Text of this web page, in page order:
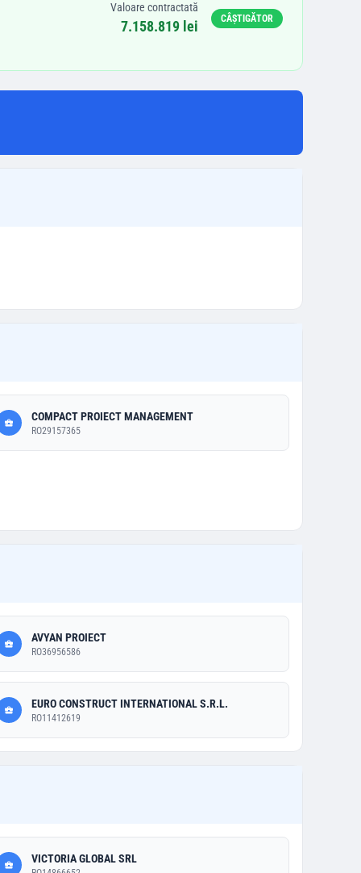
Valoare contractată
7.158.819 lei CÂȘTIGĂTOR
COMPACT PROIECT MANAGEMENT
RO29157365
AVYAN PROIECT
RO36956586
EURO CONSTRUCT INTERNATIONAL S.R.L.
RO11412619
VICTORIA GLOBAL SRL